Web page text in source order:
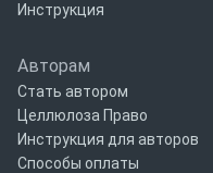
Инструкция
Авторам
Стать автором
Целлюлоза Право
Инструкция для авторов
Способы оплаты